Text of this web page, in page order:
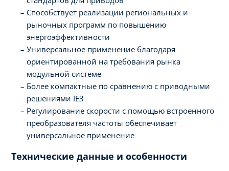
Способствует реализации региональных и
рыночных программ по повышению
энергоэффективности
Универсальное применение благодаря
ориентированной на требования рынка
модульной системе
Более компактные по сравнению с приводными
решениями IE3
Регулирование скорости с помощью встроенного
преобразователя частоты обеспечивает
универсальное применение
Технические данные и особенности